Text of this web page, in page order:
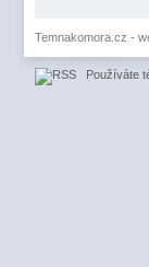
Temnakomora.cz -
Používáte